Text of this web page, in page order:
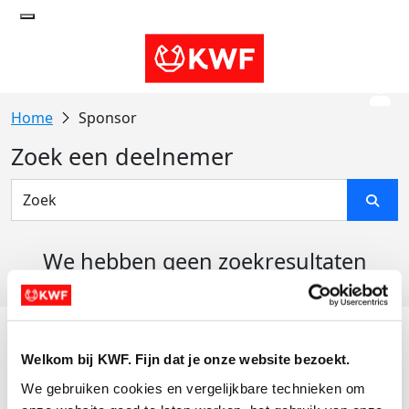
Welkom bij KWF. Fijn dat je onze website bezoekt.
We gebruiken cookies en vergelijkbare technieken om
Sponsor
Zoek een deelnemer
We hebben geen zoekresultaten
Actiematerialen
Evenementen